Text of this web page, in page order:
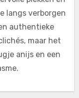
langs verborgen
authentieke
maar het
anijs en een